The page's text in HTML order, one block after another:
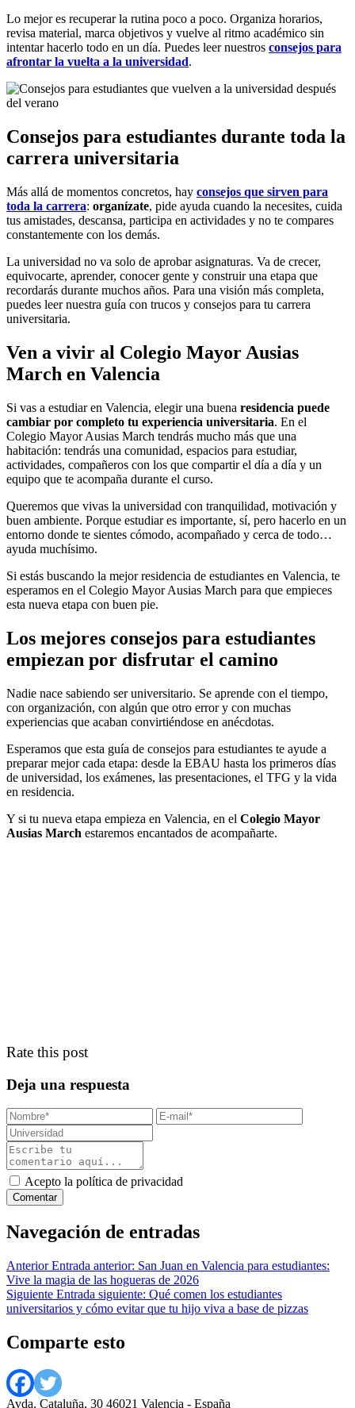
Lo mejor es recuperar la rutina poco a poco. Organiza horarios,
revisa material, marca objetivos y vuelve al ritmo académico sin
intentar hacerlo todo en un día. Puedes leer nuestros consejos para
afrontar la vuelta a la universidad.
Consejos para estudiantes durante toda la
carrera universitaria
Más allá de momentos concretos, hay consejos que sirven para
toda la carrera: organízate, pide ayuda cuando la necesites, cuida
tus amistades, descansa, participa en actividades y no te compares
constantemente con los demás.
La universidad no va solo de aprobar asignaturas. Va de crecer,
equivocarte, aprender, conocer gente y construir una etapa que
recordarás durante muchos años. Para una visión más completa,
puedes leer nuestra guía con trucos y consejos para tu carrera
universitaria.
Ven a vivir al Colegio Mayor Ausias
March en Valencia
Si vas a estudiar en Valencia, elegir una buena residencia puede
cambiar por completo tu experiencia universitaria. En el
Colegio Mayor Ausias March tendrás mucho más que una
habitación: tendrás una comunidad, espacios para estudiar,
actividades, compañeros con los que compartir el día a día y un
equipo que te acompaña durante el curso.
Queremos que vivas la universidad con tranquilidad, motivación y
buen ambiente. Porque estudiar es importante, sí, pero hacerlo en un
entorno donde te sientes cómodo, acompañado y cerca de todo…
ayuda muchísimo.
Si estás buscando la mejor residencia de estudiantes en Valencia, te
esperamos en el Colegio Mayor Ausias March para que empieces
esta nueva etapa con buen pie.
Los mejores consejos para estudiantes
empiezan por disfrutar el camino
Nadie nace sabiendo ser universitario. Se aprende con el tiempo,
con organización, con algún que otro error y con muchas
experiencias que acaban convirtiéndose en anécdotas.
Esperamos que esta guía de consejos para estudiantes te ayude a
preparar mejor cada etapa: desde la EBAU hasta los primeros días
de universidad, los exámenes, las presentaciones, el TFG y la vida
en residencia.
Y si tu nueva etapa empieza en Valencia, en el Colegio Mayor
Ausias March estaremos encantados de acompañarte.
Rate this post
Deja una respuesta
Acepto la política de privacidad
Navegación de entradas
Anterior Entrada anterior: San Juan en Valencia para estudiantes:
Vive la magia de las hogueras de 2026
Siguiente Entrada siguiente: Qué comen los estudiantes
universitarios y cómo evitar que tu hijo viva a base de pizzas
Comparte esto
Avda. Cataluña, 30 46021 Valencia - España